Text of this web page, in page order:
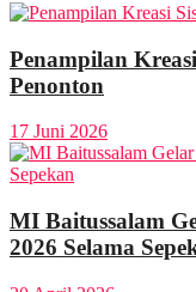
Penampilan
Penonton
17 Juni 2026
MI Baitussalam
2026 Selama